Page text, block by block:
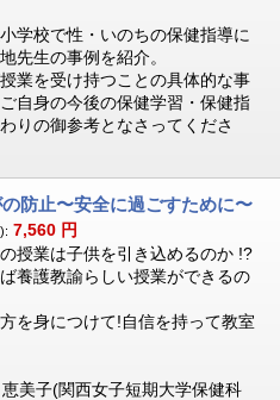
学校で性・いのちの保健指導に
先生の事例を紹介。
業を受け持つことの具体的な事
自身の今後の保健学習・保健指
りの御参考となさってくださ
の防止〜安全に過ごすために〜
7,560 円
の授業は子供を引き込めるのか !?
ば養護教諭らしい授業ができるの
方を身につけて!自信を持って教室
美子(関西女子短期大学保健科